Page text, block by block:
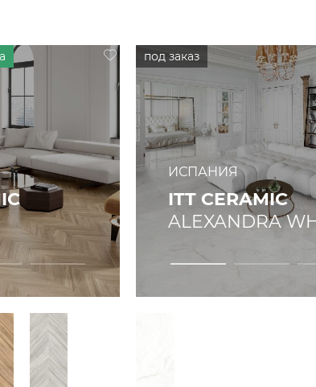
ИСПАНИЯ
ITT CERAMIC
ALEXANDRA